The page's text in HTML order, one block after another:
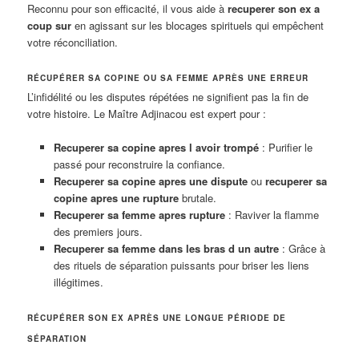
Reconnu pour son efficacité, il vous aide àrecuperer son ex a
coup sur en agissant sur les blocages spirituels qui empêchent
votre réconciliation.
RÉCUPÉRER SA COPINE OU SA FEMME APRÈS UNE ERREUR
L’infidélité ou les disputes répétées ne signifient pas la fin de
votre histoire. Le Maître Adjinacou est expert pour :
Recuperer sa copine apres l avoir trompé: Purifier le
passé pour reconstruire la confiance.
Recuperer sa copine apres une disputeou recuperer sa
copine apres une rupturebrutale.
Recuperer sa femme apres rupture: Raviver la flamme
des premiers jours.
Recuperer sa femme dans les bras d un autre: Grâce à
des rituels de séparation puissants pour briser les liens
illégitimes.
RÉCUPÉRER SON EX APRÈS UNE LONGUE PÉRIODE DE
SÉPARATION